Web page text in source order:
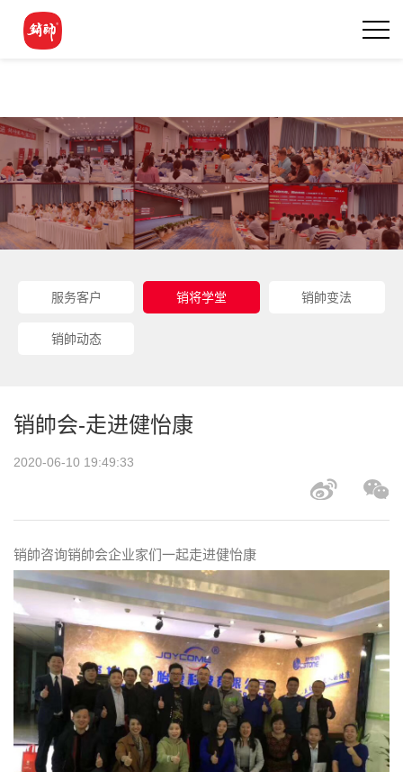
服务客户 销将学堂 销帥变法
销帥动态
销帥会-走进健怡康
2020-06-10 19:49:33
销帥咨询销帥会企业家们一起走进健怡康